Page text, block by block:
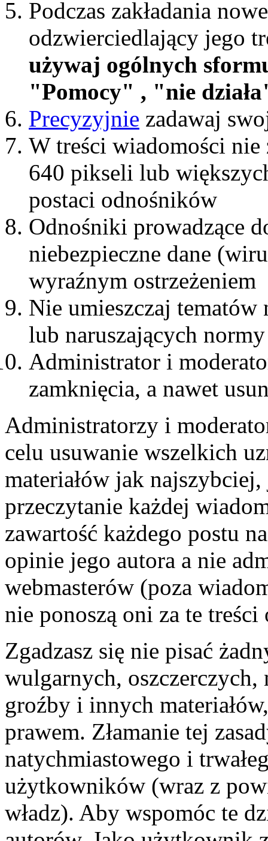
Podczas zakładania
odzwierciedlający jego
używaj ogólnych
"Pomocy" , "nie
Precyzyjnie zadawaj
W treści wiadomości nie
640 pikseli lub
postaci odnośników
Odnośniki prowadzące
niebezpieczne dane
wyraźnym ostrzeżeniem
Nie umieszczaj
lub naruszających normy
Administrator i
zamknięcia, a nawet
Administratorzy i
celu usuwanie wszelkich
materiałów jak
przeczytanie każdej
zawartość każdego postu
opinie jego autora a nie
webmasterów (poza
nie ponoszą oni za te
Zgadzasz się nie pisać
wulgarnych,
groźby i innych
prawem. Złamanie tej
natychmiastowego i
użytkowników (wraz z
władz). Aby wspomóc te